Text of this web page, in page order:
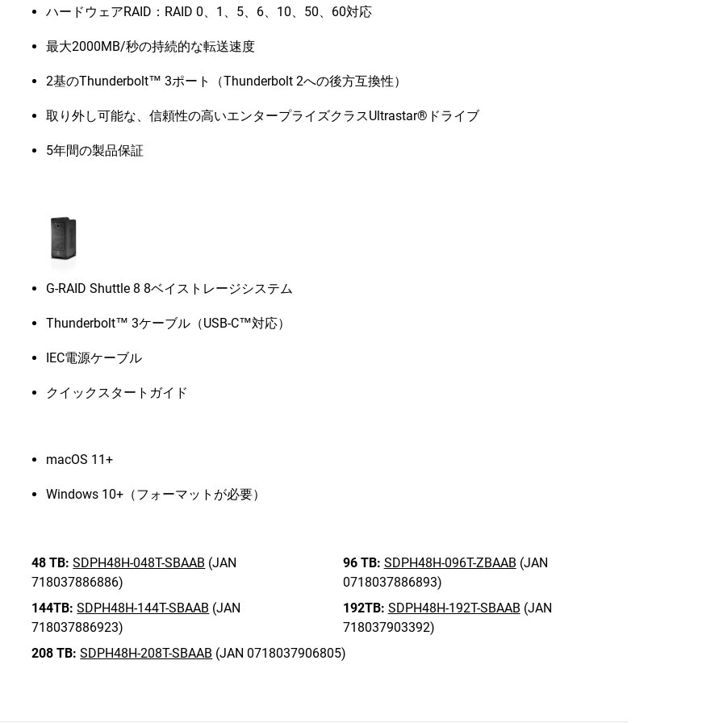
ハードウェアRAID：RAID 0、1、5、6、10、50、60対応
最大2000MB/秒の持続的な転送速度
2基のThunderbolt™ 3ポート（Thunderbolt 2への後方互換性）
取り外し可能な、信頼性の高いエンタープライズクラスUltrastar®ドライブ
5年間の製品保証
G-RAID Shuttle 8 8ベイストレージシステム
Thunderbolt™ 3ケーブル（USB-C™対応）
IEC電源ケーブル
クイックスタートガイド
macOS 11+
Windows 10+（フォーマットが必要）
48 TB: SDPH48H-048T-SBAAB (JAN
718037886886)
96 TB: SDPH48H-096T-ZBAAB (JAN
0718037886893)
144TB: SDPH48H-144T-SBAAB (JAN
718037886923)
192TB: SDPH48H-192T-SBAAB (JAN
718037903392)
208 TB: SDPH48H-208T-SBAAB (JAN 0718037906805)